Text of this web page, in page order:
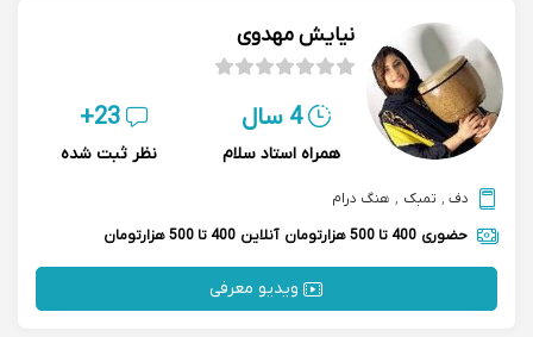
نیایش مهدوی
4 سال
همراه استاد سلام
23+
نظر ثبت شده
دف , تمبک , هنگ درام
حضوری 400 تا 500 هزارتومان آنلاین 400 تا 500 هزارتومان
ویدیو معرفی